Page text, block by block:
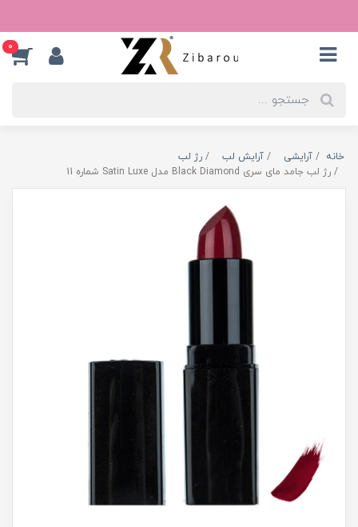
0
خانه آرایشی آرایش لب
رژ لب
رژ لب جامد مای سری Black Diamond مدل Satin Luxe شماره 11